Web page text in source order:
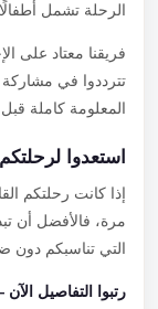
الرحلة تشمل
فريقنا معتاد على
تترددوا في مشاركة
المعلومة كاملة قبل
استعدوا لرحلتكم
إذا كانت رحلتكم
مرة، فالأفضل أن
التي تناسبكم دون
رتبوا التفاصيل الآن —